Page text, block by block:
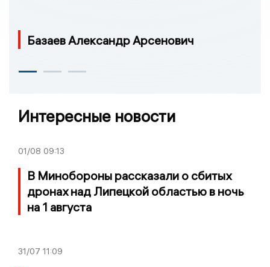
Базаев Александр Арсенович
Интересные новости
01/08 09:13
В Минобороны рассказали о сбитых
дронах над Липецкой областью в ночь
на 1 августа
31/07 11:09